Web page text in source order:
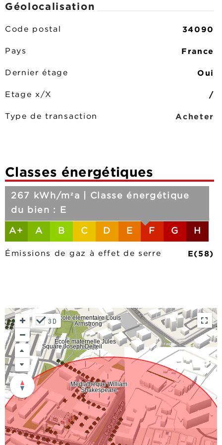
Géolocalisation
Code postal 34090
Pays France
Dernier étage Oui
Etage x/X /
Type de transaction Acheter
Classes énergétiques
A+ A B C D
267 kWh/m²a | Classe énergétique
du bien : E
E F G H
Émissions de gaz à effet de serre E(58)
3D